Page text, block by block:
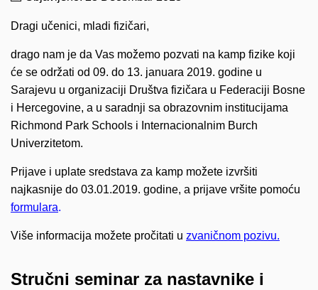
Dragi učenici, mladi fizičari,
drago nam je da Vas možemo pozvati na kamp fizike koji
će se održati od 09. do 13. januara 2019. godine u
Sarajevu u organizaciji Društva fizičara u Federaciji Bosne
i Hercegovine, a u saradnji sa obrazovnim institucijama
Richmond Park Schools i Internacionalnim Burch
Univerzitetom.
Prijave i uplate sredstava za kamp možete izvršiti
najkasnije do 03.01.2019. godine, a prijave vršite pomoću
formulara.
Više informacija možete pročitati u zvaničnom pozivu.
Stručni seminar za nastavnike i